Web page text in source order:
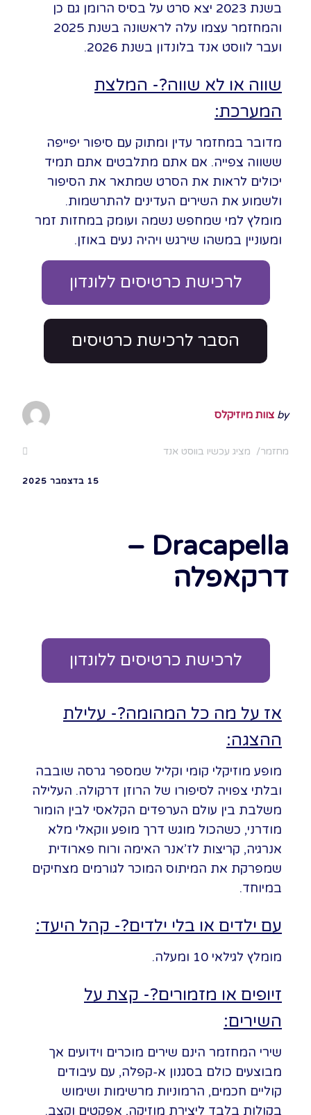
בשנת 2023 יצא סרט על בסיס הרומן גם כן
והמחזמר עצמו עלה לראשונה בשנת 2025
ועבר לווסט אנד בלונדון בשנת 2026.
שווה או לא שווה?- המלצת
המערכת:
מדובר במחזמר עדין ומתוק עם סיפור יפייפה
ששווה צפייה. אם אתם מתלבטים אתם תמיד
יכולים לראות את הסרט שמתאר את הסיפור
ולשמוע את השירים העדינים להתרשמות.
מומלץ למי שמחפש נשמה ועומק במחזות זמר
ומעוניין במשהו שירגש ויהיה נעים באוזן.
לרכישת כרטיסים ללונדון
הסבר לרכישת כרטיסים
by צוות מיוזיקלס
מחזמר מציג עכשיו בווסט אנד
15 בדצמבר 2025
Dracapella –
דרקאפלה
לרכישת כרטיסים ללונדון
אז על מה כל המהומה?- עלילת
ההצגה:
מופע מוזיקלי קומי וקליל שמספר גרסה שובבה
ובלתי צפויה לסיפורו של הרוזן דרקולה. העלילה
משלבת בין עולם הערפדים הקלאסי לבין הומור
מודרני, כשהכול מוגש דרך מופע ווקאלי מלא
אנרגיה, קריצות לז’אנר האימה ורוח פארודית
שמפרקת את המיתוס המוכר לגורמים מצחיקים
במיוחד.
עם ילדים או בלי ילדים?- קהל היעד:
מומלץ לגילאי 10 ומעלה.
זיופים או מזמורים?- קצת על
השירים:
שירי המחזמר הינם שירים מוכרים וידועים אך
מבוצעים כולם בסגנון א-קפלה, עם עיבודים
קוליים חכמים, הרמוניות מרשימות ושימוש
בקולות בלבד ליצירת מוזיקה, אפקטים וקצב.